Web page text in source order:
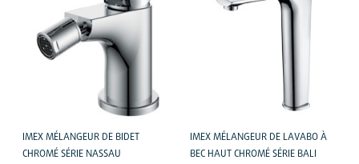
IMEX MÉLANGEUR DE BIDET
CHROMÉ SÉRIE NASSAU
IMEX MÉLANGEUR DE LAVABO À
BEC HAUT CHROMÉ SÉRIE BALI